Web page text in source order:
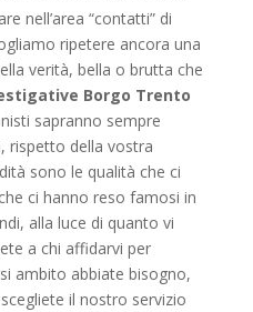
nell’area “contatti” di
ripetere ancora una
verità, bella o brutta che
Borgo Trento
sapranno sempre
rispetto della vostra
sono le qualità che ci
ci hanno reso famosi in
alla luce di quanto vi
a chi affidarvi per
ambito abbiate bisogno,
il nostro servizio